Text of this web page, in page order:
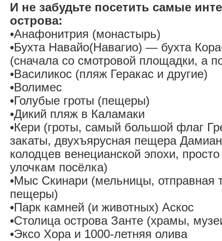
И не забудьте посетить самые
острова:
•Анафонитрия (монастырь)
•Бухта Навайо(Навагио) — бухта
(сначала со смотровой площадки, а
•Василикос (пляж Геракас и другие)
•Волимес
•Голубые гроты (пещеры)
•Дикий пляж в Каламаки
•Кери (гроты, самый большой флаг
закаты, двухъярусная пещера
колодцев венецианской эпохи,
улочкам посёлка)
•Мыс Скинари (мельницы, отправная
пещеры)
•Парк камней (и животных) Аскос
•Столица острова Занте (храмы,
•Эксо Хора и 1000-летняя олива